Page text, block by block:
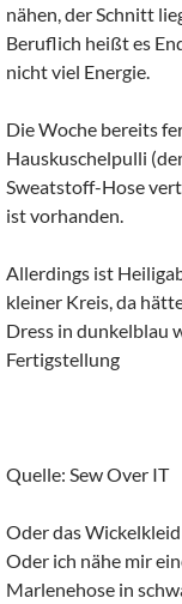
nähen, der Schnitt
Beruflich heißt es
nicht viel Energie.
Die Woche bereits
Hauskuschelpulli
Sweatstoff-Hose
ist vorhanden.
Allerdings ist
kleiner Kreis, da
Dress in dunkelblau
Fertigstellung
Quelle: Sew Over IT
Oder das
Oder ich nähe mir
Marlenehose in